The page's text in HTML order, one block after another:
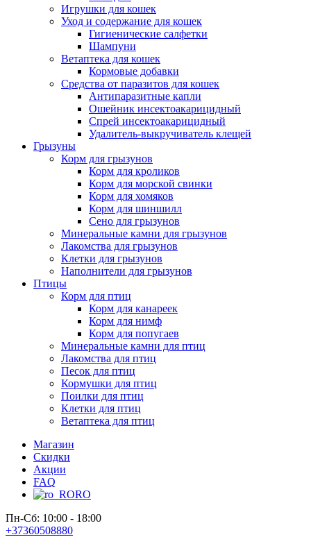
Игрушки для кошек
Уход и содержание для кошек
Гигиенические салфетки
Шампуни
Ветаптека для кошек
Кормовые добавки
Средства от паразитов для кошек
Антипаразитные капли
Ошейник инсектоакарицидный
Спрей инсектоакарицидный
Удалитель-выкручиватель клещей
Грызуны
Корм для грызунов
Корм для кроликов
Корм для морской свинки
Корм для хомяков
Корм для шиншилл
Сено для грызунов
Минеральные камни для грызунов
Лакомства для грызунов
Клетки для грызунов
Наполнители для грызунов
Птицы
Корм для птиц
Корм для канареек
Корм для нимф
Корм для попугаев
Минеральные камни для птиц
Лакомства для птиц
Песок для птиц
Кормушки для птиц
Поилки для птиц
Клетки для птиц
Ветаптека для птиц
Магазин
Скидки
Акции
FAQ
RO
Пн-Сб: 10:00 - 18:00
+37360508880